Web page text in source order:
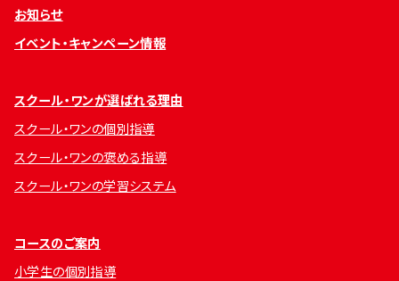
お知らせ
イベント・キャンペーン情報
スクール・ワンが選ばれる理由
スクール・ワンの個別指導
スクール・ワンの褒める指導
スクール・ワンの学習システム
コースのご案内
小学生の個別指導